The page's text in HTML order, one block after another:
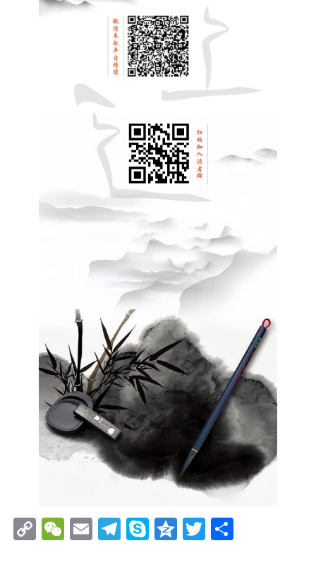
CopyWeChat
EmailTelegram
SkypeQzoneTwitter